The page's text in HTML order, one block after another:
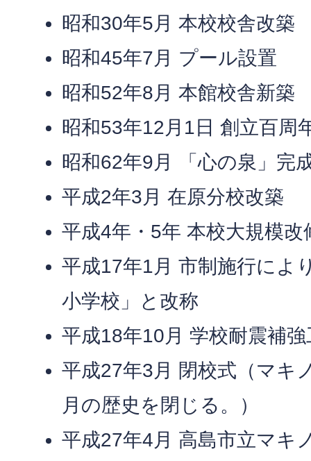
昭和30年5月 本校校舎改築
昭和45年7月 プール設置
昭和52年8月 本館校舎新築
昭和53年12月1日 創立百周
昭和62年9月 「心の泉」完
平成2年3月 在原分校改築
平成4年・5年 本校大規模改
平成17年1月 市制施行によ
小学校」と改称
平成18年10月 学校耐震補
平成27年3月 閉校式（マキ
月の歴史を閉じる。）
平成27年4月 高島市立マキ